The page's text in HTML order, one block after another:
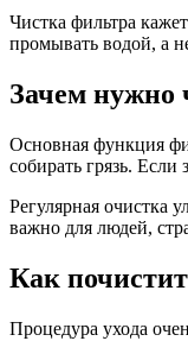
Чистка фильтра
промывать водой, а
Зачем нужно
Основная функция
собирать грязь. Если
Регулярная очистка
важно для людей,
Как
Процедура ухода